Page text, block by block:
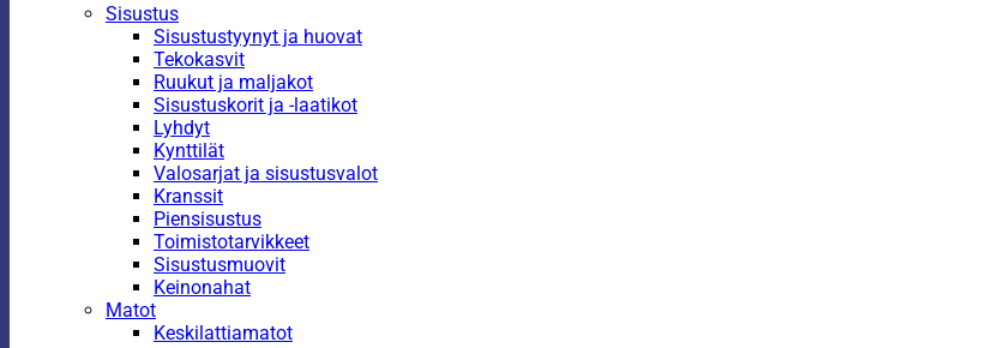
Sisustus
Sisustustyynyt ja huovat
Tekokasvit
Ruukut ja maljakot
Sisustuskorit ja -laatikot
Lyhdyt
Kynttilät
Valosarjat ja sisustusvalot
Kranssit
Piensisustus
Toimistotarvikkeet
Sisustusmuovit
Keinonahat
Matot
Keskilattiamatot